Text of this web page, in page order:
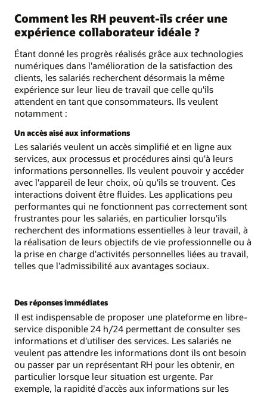
Comment les RH peuvent-ils créer une
expérience collaborateur idéale ?
Étant donné les progrès réalisés grâce aux technologies
numériques dans l'amélioration de la satisfaction des
clients, les salariés recherchent désormais la même
expérience sur leur lieu de travail que celle qu'ils
attendent en tant que consommateurs. Ils veulent
notamment :
Un accès aisé aux informations
Les salariés veulent un accès simplifié et en ligne aux
services, aux processus et procédures ainsi qu'à leurs
informations personnelles. Ils veulent pouvoir y accéder
avec l'appareil de leur choix, où qu'ils se trouvent. Ces
interactions doivent être fluides. Les applications peu
performantes qui ne fonctionnent pas correctement sont
frustrantes pour les salariés, en particulier lorsqu'ils
recherchent des informations essentielles à leur travail, à
la réalisation de leurs objectifs de vie professionnelle ou à
la prise en charge d'activités personnelles liées au travail,
telles que l'admissibilité aux avantages sociaux.
Des réponses immédiates
Il est indispensable de proposer une plateforme en libre-
service disponible 24 h/24 permettant de consulter ses
informations et d'utiliser des services. Les salariés ne
veulent pas attendre les informations dont ils ont besoin
ou passer par un représentant RH pour les obtenir, en
particulier lorsque leur situation est urgente. Par
exemple, la rapidité d'accès aux informations sur les